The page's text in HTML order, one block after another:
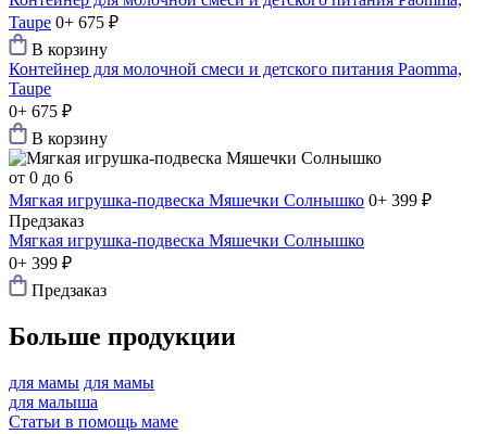
Taupe 0+ 675 ₽
В корзину
Контейнер для молочной смеси и детского питания Paomma,
Taupe
0+ 675 ₽
В корзину
от 0 до 6
Мягкая игрушка-подвеска Мяшечки Солнышко 0+ 399 ₽
Предзаказ
Мягкая игрушка-подвеска Мяшечки Солнышко
0+ 399 ₽
Предзаказ
Больше продукции
для мамы для мамы
для малыша
Статьи в помощь маме